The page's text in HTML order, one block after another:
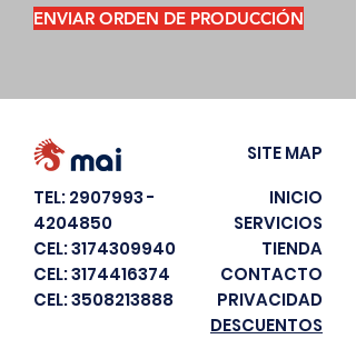
ENVIAR ORDEN DE PRODUCCIÓN
TEL:2907993 -
4204850
CEL:3174309940
CEL:3174416374
CEL:3508213888
SITE MAP
INICIO
SERVICIOS
TIENDA
CONTACTO
PRIVACIDAD
DESCUENTOS